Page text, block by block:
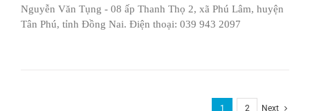
Nguyễn Văn Tụng - 08 ấp Thanh Thọ 2, xã Phú Lâm, huyện
Tân Phú, tỉnh Đồng Nai. Điện thoại: 039 943 2097
1 2 Next